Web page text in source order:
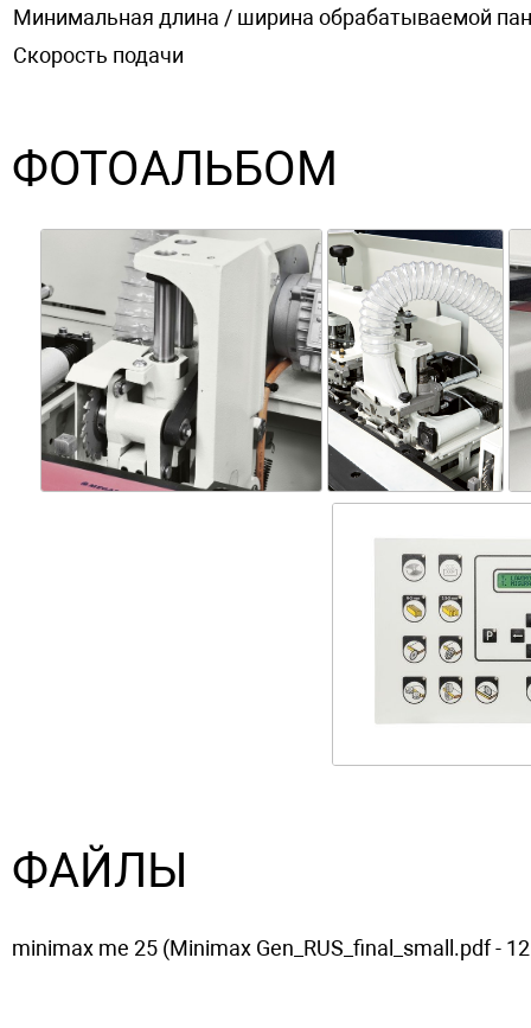
Минимальная длина / ширина обрабатываемой
Скорость подачи
ФОТОАЛЬБОМ
ФАЙЛЫ
minimax me 25 (Minimax Gen_RUS_final_small.pdf -